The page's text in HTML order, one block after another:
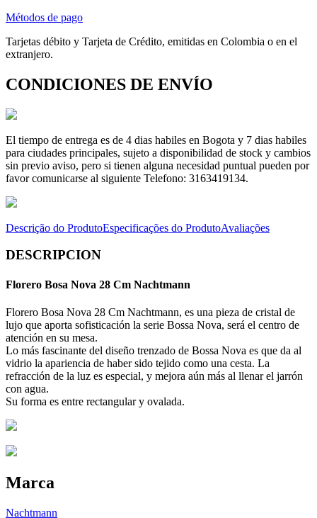
Métodos de pago
Tarjetas débito y Tarjeta de Crédito, emitidas en Colombia o en el
extranjero.
CONDICIONES DE ENVÍO
El tiempo de entrega es de 4 dias habiles en Bogota y 7 dias habiles
para ciudades principales, sujeto a disponibilidad de stock y cambios
sin previo aviso, pero si tienen alguna necesidad puntual pueden por
favor comunicarse al siguiente Telefono: 3163419134.
Descrição do ProdutoEspecificações do ProdutoAvaliações
DESCRIPCION
Florero Bosa Nova 28 Cm Nachtmann
Florero Bosa Nova 28 Cm Nachtmann, es una pieza de cristal de
lujo que aporta sofisticación la serie Bossa Nova, será el centro de
atención en su mesa.
Lo más fascinante del diseño trenzado de Bossa Nova es que da al
vidrio la apariencia de haber sido tejido como una cesta. La
refracción de la luz es especial, y mejora aún más al llenar el jarrón
con agua.
Su forma es entre rectangular y ovalada.
Marca
Nachtmann